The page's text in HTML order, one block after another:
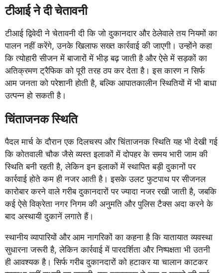
टीआई ने दी चेतावनी
टीआई द्विवेदी ने चेतावनी दी कि जो दुकानदार और ठेलेवाले तय नियमों का
पालन नहीं करेंगे, उनके खिलाफ सख्त कार्रवाई की जाएगी। उन्होंने कहा
कि त्योहारी सीजन में बाजारों में भीड़ बढ़ जाती है और ऐसे में सड़कों का
अतिक्रमण ट्रैफिक को पूरी तरह ठप कर देता है। इस कारण न सिर्फ
आम जनता को परेशानी होती है, बल्कि आपातकालीन स्थितियों में भी बाधा
उत्पन्न हो सकती है।
चिंताजनक स्थिति
पैदल मार्च के दौरान एक दिलचस्प और चिंताजनक स्थिति यह भी देखी गई
कि कोतवाली चौक जैसे व्यस्त इलाकों में दोपहर के समय भारी जाम की
स्थिति बनी रहती है, लेकिन इन इलाकों में स्थापित बड़ी दुकानों पर
कार्रवाई होते कम ही नजर आती है। इसके उलट फुटपाथ पर सीजनल
कारोबार करने वाले गरीब दुकानदारों पर ज्यादा नजर रखी जाती है, जबकि
कई ऐसे विक्रेता नगर निगम की अनुमति और पुलिस टैक्स अदा करने के
बाद अस्थायी दुकानें लगाते हैं।
स्थानीय व्यापारियों और आम नागरिकों का कहना है कि यातायात व्यवस्था
सुधारना जरूरी है, लेकिन कार्रवाई में पारदर्शिता और निष्पक्षता भी उतनी
ही आवश्यक है। सिर्फ गरीब दुकानदारों को हटाकर या चालान काटकर